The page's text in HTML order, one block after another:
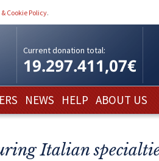
Cookie Policy.
Current donation total:
19.297.411,07€
NEWS HELP ABOUT US
Italian